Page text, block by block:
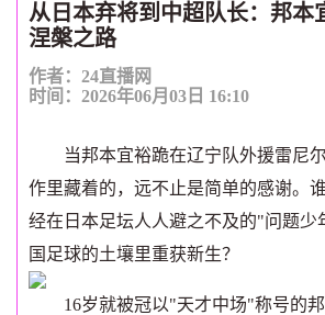
从日本弃将到中超队长：邦本
涅槃之路
作者：24直播网
时间：2026年06月03日 16:10
当邦本宜裕跪在辽宁队外援雷尼尔
作里藏着的，远不止是简单的感谢。
经在日本足坛人人避之不及的"问题少
国足球的土壤里重获新生？
16岁就被冠以"天才中场"称号的邦